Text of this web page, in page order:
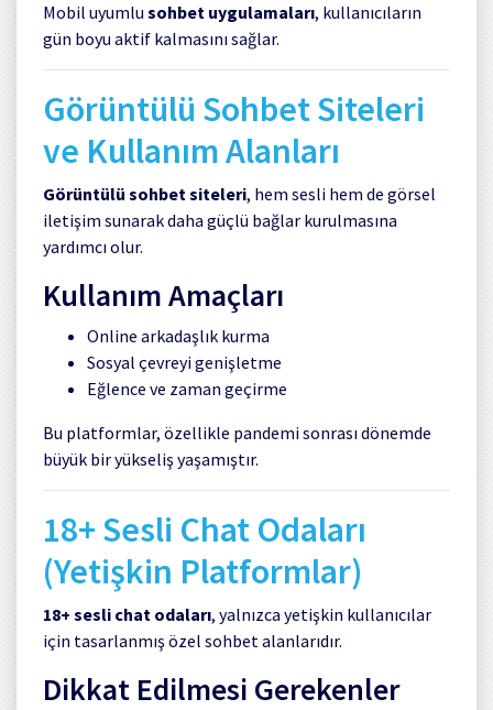
Mobil uyumlu sohbet uygulamaları, kullanıcıların
gün boyu aktif kalmasını sağlar.
Görüntülü Sohbet Siteleri
ve Kullanım Alanları
Görüntülü sohbet siteleri, hem sesli hem de görsel
iletişim sunarak daha güçlü bağlar kurulmasına
yardımcı olur.
Kullanım Amaçları
Online arkadaşlık kurma
Sosyal çevreyi genişletme
Eğlence ve zaman geçirme
Bu platformlar, özellikle pandemi sonrası dönemde
büyük bir yükseliş yaşamıştır.
18+ Sesli Chat Odaları
(Yetişkin Platformlar)
18+ sesli chat odaları, yalnızca yetişkin kullanıcılar
için tasarlanmış özel sohbet alanlarıdır.
Dikkat Edilmesi Gerekenler